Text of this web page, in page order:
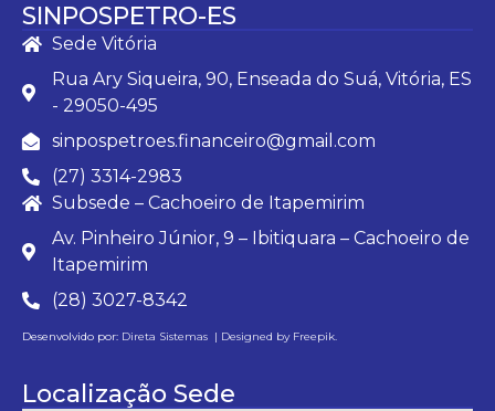
SINPOSPETRO-ES
Sede Vitória
Rua Ary Siqueira, 90, Enseada do Suá, Vitória, ES
- 29050-495
sinpospetroes.financeiro@gmail.com
(27) 3314-2983
Subsede – Cachoeiro de Itapemirim
Av. Pinheiro Júnior, 9 – Ibitiquara – Cachoeiro de
Itapemirim
(28) 3027-8342
Desenvolvido por: Direta Sistemas | Designed by Freepik.
Localização Sede